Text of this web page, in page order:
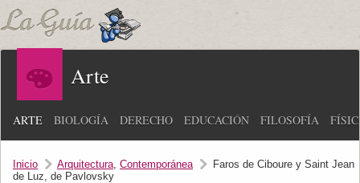
Arte
ARTE BIOLOGÍA DERECHO EDUCACIÓN FILOSOFÍA
Inicio Arquitectura, Contemporánea
Faros de Ciboure y Saint Jean
de Luz, de Pavlovsky